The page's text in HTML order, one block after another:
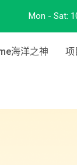
Mon - Sat:
海洋之神 项